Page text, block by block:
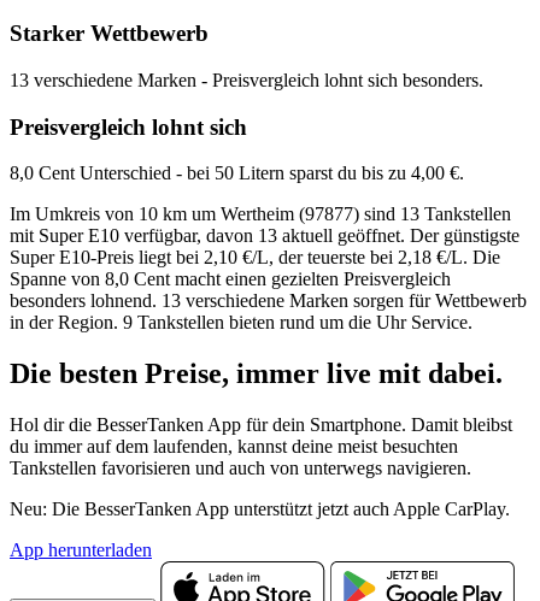
Starker Wettbewerb
13 verschiedene Marken - Preisvergleich lohnt sich besonders.
Preisvergleich lohnt sich
8,0 Cent Unterschied - bei 50 Litern sparst du bis zu 4,00 €.
Im Umkreis von 10 km um Wertheim (97877) sind 13 Tankstellen
mit Super E10 verfügbar, davon 13 aktuell geöffnet. Der günstigste
Super E10-Preis liegt bei 2,10 €/L, der teuerste bei 2,18 €/L. Die
Spanne von 8,0 Cent macht einen gezielten Preisvergleich
besonders lohnend. 13 verschiedene Marken sorgen für Wettbewerb
in der Region. 9 Tankstellen bieten rund um die Uhr Service.
Die besten Preise, immer live mit dabei.
Hol dir die BesserTanken App für dein Smartphone. Damit bleibst
du immer auf dem laufenden, kannst deine meist besuchten
Tankstellen favorisieren und auch von unterwegs navigieren.
Neu: Die BesserTanken App unterstützt jetzt auch Apple CarPlay.
App herunterladen